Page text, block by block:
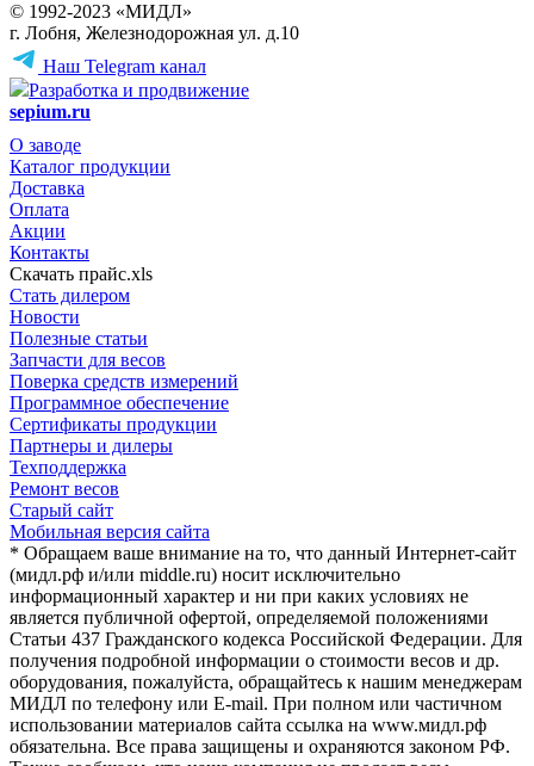
© 1992-2023 «МИДЛ»
г. Лобня, Железнодорожная ул. д.10
Наш Telegram канал
Разработка и продвижение
sepium.ru
О заводе
Каталог продукции
Доставка
Оплата
Акции
Контакты
Скачать прайс.xls
Стать дилером
Новости
Полезные статьи
Запчасти для весов
Поверка средств измерений
Программное обеспечение
Сертификаты продукции
Партнеры и дилеры
Техподдержка
Ремонт весов
Старый сайт
Мобильная версия сайта
* Обращаем ваше внимание на то, что данный Интернет-сайт
(мидл.рф и/или middle.ru) носит исключительно
информационный характер и ни при каких условиях не
является публичной офертой, определяемой положениями
Статьи 437 Гражданского кодекса Российской Федерации. Для
получения подробной информации о стоимости весов и др.
оборудования, пожалуйста, обращайтесь к нашим менеджерам
МИДЛ по телефону или E-mail. При полном или частичном
использовании материалов сайта ссылка на www.мидл.рф
обязательна. Все права защищены и охраняются законом РФ.